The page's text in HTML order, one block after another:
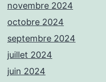
novembre 2024
octobre 2024
septembre 2024
juillet 2024
juin 2024